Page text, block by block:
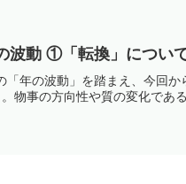
波動 ①「転換」につい
年の波動」を踏まえ、今回
物事の方向性や質の変化であ